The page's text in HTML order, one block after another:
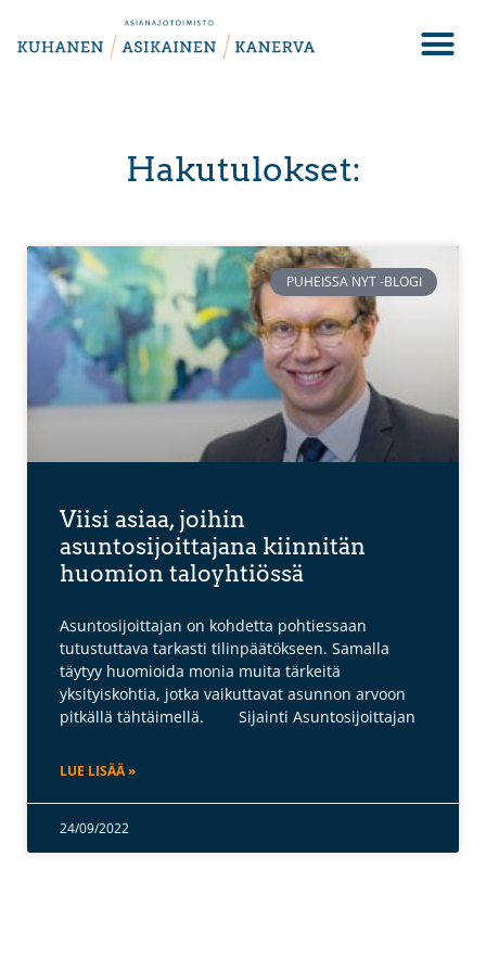
Hakutulokset:
PUHEISSA NYT -BLOGI
Viisi asiaa, joihin
asuntosijoittajana kiinnitän
huomion taloyhtiössä
Asuntosijoittajan on kohdetta pohtiessaan
tutustuttava tarkasti tilinpäätökseen. Samalla
täytyy huomioida monia muita tärkeitä
yksityiskohtia, jotka vaikuttavat asunnon arvoon
pitkällä tähtäimellä. Sijainti Asuntosijoittajan
LUE LISÄÄ »
24/09/2022